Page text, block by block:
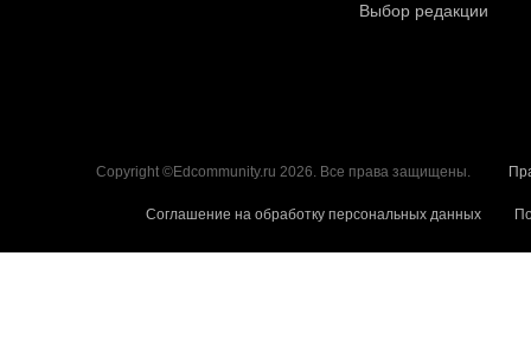
Выбор редакции
Copyright ©Edcommunity.ru 2026. Все права защищены.
Соглашение на обработку персональных данных